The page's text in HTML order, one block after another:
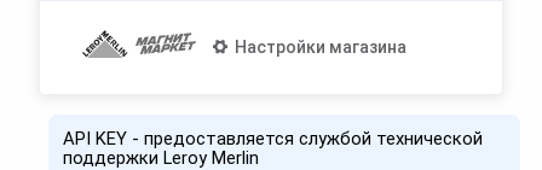
Настройки магазина
API KEY - предоставляется службой технической
поддержки Leroy Merlin